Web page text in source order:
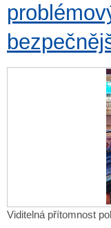
Viditelná přítomnost